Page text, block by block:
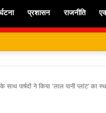
प्रशासन राजनीति
पार्षदों ने किया ‘लाल पानी प्लांट’ का